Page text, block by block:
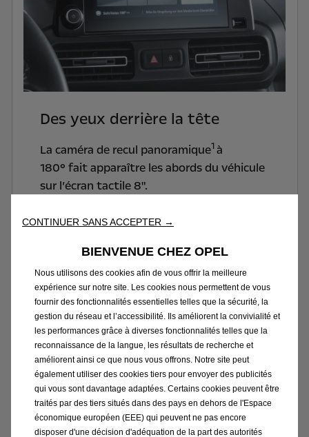
Des yeux derrière la tête
La caméra de recul panoramique1à
180° fait apparaître les abords du véhicule
sur l’écran tactile 8".
1En option.
CONTINUER SANS ACCEPTER →
BIENVENUE CHEZ OPEL
Nous utilisons des cookies afin de vous offrir la meilleure
expérience sur notre site. Les cookies nous permettent de vous
fournir des fonctionnalités essentielles telles que la sécurité, la
gestion du réseau et l’accessibilité. Ils améliorent la convivialité et
les performances grâce à diverses fonctionnalités telles que la
reconnaissance de la langue, les résultats de recherche et
améliorent ainsi ce que nous vous offrons. Notre site peut
également utiliser des cookies tiers pour envoyer des publicités
qui vous sont davantage adaptées. Certains cookies peuvent être
traités par des tiers situés dans des pays en dehors de l'Espace
économique européen (EEE) qui peuvent ne pas encore
disposer d'une décision d'adéquation de la part des autorités